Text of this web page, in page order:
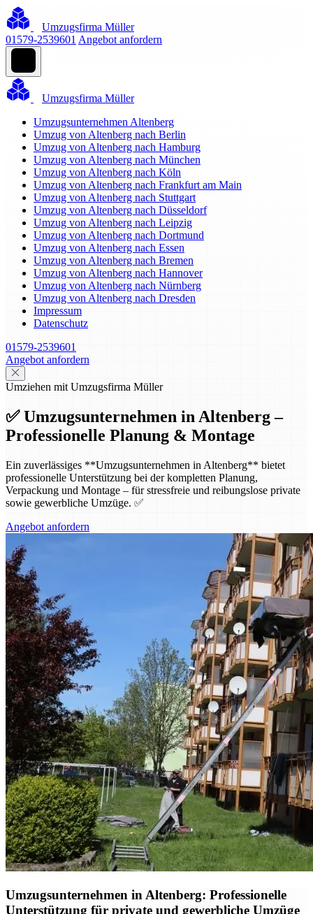
Umzugsfirma Müller
01579-2539601 Angebot anfordern
Umzugsfirma Müller
Umzugsunternehmen Altenberg
Umzug von Altenberg nach Berlin
Umzug von Altenberg nach Hamburg
Umzug von Altenberg nach München
Umzug von Altenberg nach Köln
Umzug von Altenberg nach Frankfurt am Main
Umzug von Altenberg nach Stuttgart
Umzug von Altenberg nach Düsseldorf
Umzug von Altenberg nach Leipzig
Umzug von Altenberg nach Dortmund
Umzug von Altenberg nach Essen
Umzug von Altenberg nach Bremen
Umzug von Altenberg nach Hannover
Umzug von Altenberg nach Nürnberg
Umzug von Altenberg nach Dresden
Impressum
Datenschutz
01579-2539601
Angebot anfordern
Umziehen mit Umzugsfirma Müller
✅ Umzugsunternehmen in Altenberg –
Professionelle Planung & Montage
Ein zuverlässiges **Umzugsunternehmen in Altenberg** bietet
professionelle Unterstützung bei der kompletten Planung,
Verpackung und Montage – für stressfreie und reibungslose private
sowie gewerbliche Umzüge. ✅
Angebot anfordern
Umzugsunternehmen in Altenberg: Professionelle
Unterstützung für private und gewerbliche Umzüge